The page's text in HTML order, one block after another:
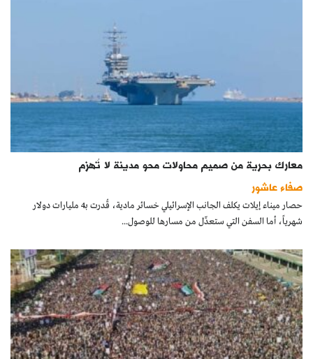
معارك بحرية من صميم محاولات محو مدينة لا تُهزم
صفاء عاشور
حصار ميناء إيلات يكلف الجانب الإسرائيلي خسائر مادية، قُدرت بـ4 مليارات دولار
شهرياً، أما السفن التي ستعدِّل من مسارها للوصول...